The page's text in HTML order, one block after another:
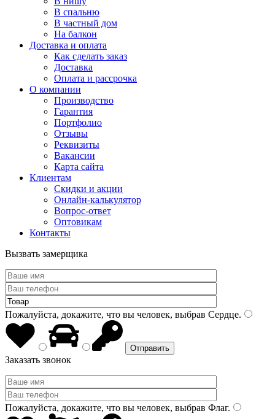
В спальню
В частный дом
На балкон
Доставка и оплата
Как сделать заказ
Доставка
Оплата и рассрочка
О компании
Производство
Гарантия
Портфолио
Отзывы
Реквизиты
Вакансии
Карта сайта
Клиентам
Скидки и акции
Онлайн-калькулятор
Вопрос-ответ
Оптовикам
Контакты
Вызвать замерщика
Пожалуйста, докажите, что вы человек, выбрав Сердце.
Заказать звонок
Пожалуйста, докажите, что вы человек, выбрав Флаг.